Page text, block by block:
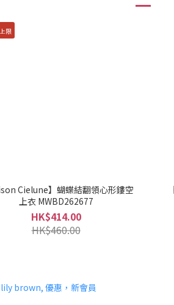
限
Cielune】蝴蝶結翻領心形鏤空
上衣 MWBD262677
HK$414.00
HK$460.00